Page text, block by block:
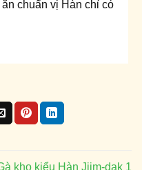
chuẩn vị Hàn chỉ có
kho kiểu Hàn Jjim-dak 1